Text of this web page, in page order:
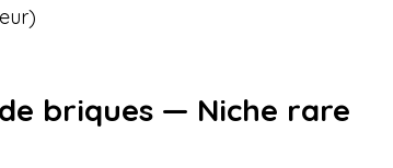
briques — Niche rare